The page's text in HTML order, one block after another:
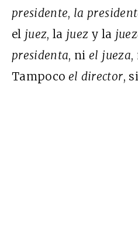
presidente, la
el juez, la juez y la
presidenta, niel jueza,
Tampoco el director,